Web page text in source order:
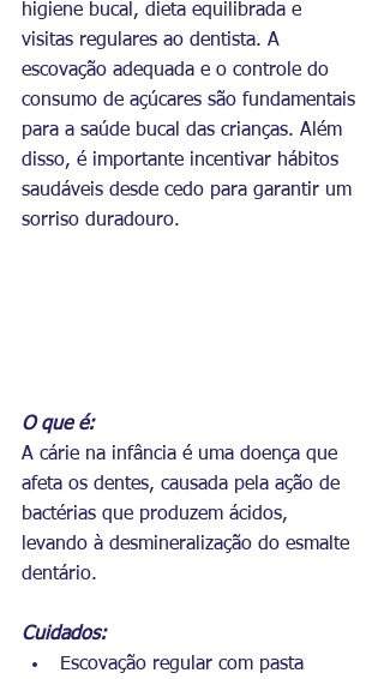
higiene bucal, dieta equilibrada e
visitas regulares ao dentista. A
escovação adequada e o controle do
consumo de açúcares são fundamentais
para a saúde bucal das crianças. Além
disso, é importante incentivar hábitos
saudáveis desde cedo para garantir um
sorriso duradouro.
O que é:
A cárie na infância é uma doença que
afeta os dentes, causada pela ação de
bactérias que produzem ácidos,
levando à desmineralização do esmalte
dentário.
Cuidados:
Escovação regular com pasta